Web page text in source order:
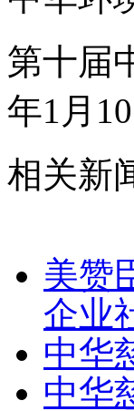
第十届
年1月
相关新
美赞
企业
中华
中华